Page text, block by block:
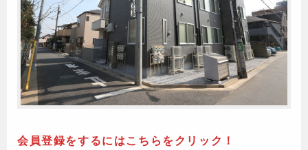
会員登録をするにはこちらをクリック！